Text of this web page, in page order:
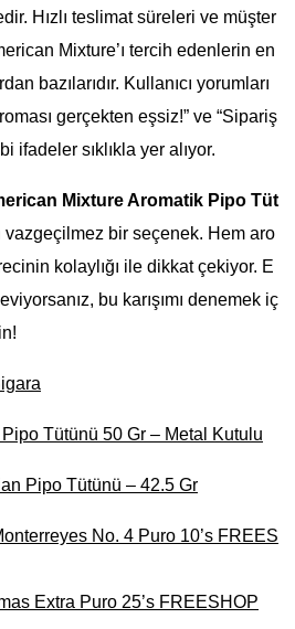
Hızlı teslimat süreleri ve müşter
Mixture’ı tercih edenlerin en
bazılarıdır. Kullanıcı yorumları
gerçekten eşsiz!” ve “Sipariş
ifadeler sıklıkla yer alıyor.
Mixture Aromatik Pipo Tüt
vazgeçilmez bir seçenek. Hem aro
kolaylığı ile dikkat çekiyor. E
bu karışımı denemek iç
Tütünü 50 Gr – Metal Kutulu
Pipo Tütünü – 42.5 Gr
No. 4 Puro 10’s FREES
Extra Puro 25’s FREESHOP